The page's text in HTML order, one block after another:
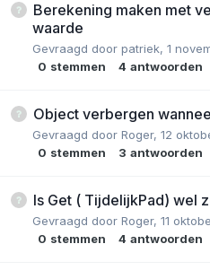
Berekening maken met
waarde
Gevraagd door patriek, 1
0 stemmen 4 antwoorden
Object verbergen
Gevraagd door Roger, 12
0 stemmen 3 antwoorden
Is Get ( TijdelijkPad) wel
Gevraagd door Roger, 11
0 stemmen 4 antwoorden